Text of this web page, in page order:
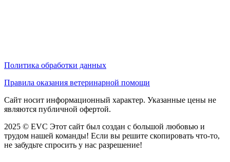
Политика обработки данных
Правила оказания ветеринарной помощи
Сайт носит информационный характер. Указанные цены не
являются публичной офертой.
2025 © EVC Этот сайт был создан с большой любовью и
трудом нашей команды! Если вы решите скопировать что-то,
не забудьте спросить у нас разрешение!